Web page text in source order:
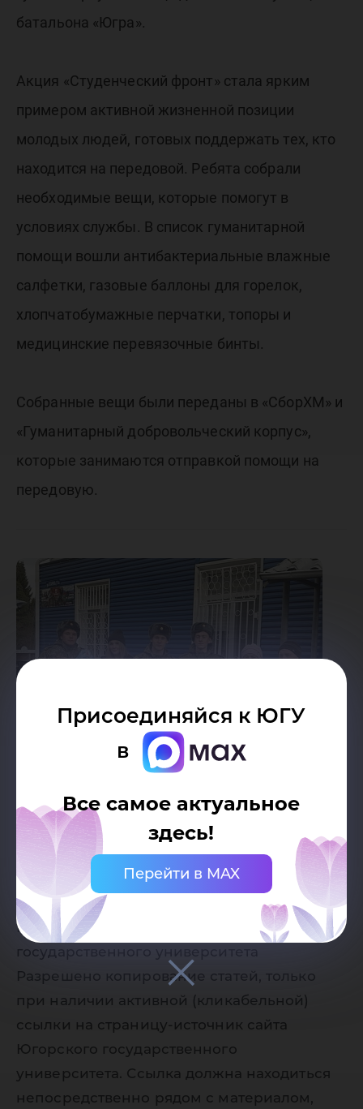
Присоединяйся к ЮГУ
в
Все самое актуальное
здесь!
Перейти в MAX
батальона «Югра».
Акция «Студенческий фронт» стала ярким
примером активной жизненной позиции
молодых людей, готовых поддержать тех, кто
находится на передовой. Ребята собрали
необходимые вещи, которые помогут в
условиях службы. В список гуманитарной
помощи вошли антибактериальные влажные
салфетки, газовые баллоны для горелок,
хлопчатобумажные перчатки, топоры и
медицинские перевязочные бинты.
Собранные вещи были переданы в «СборХМ» и
«Гуманитарный добровольческий корпус»,
которые занимаются отправкой помощи на
передовую.
Дата публикации:
Автор:
Пресс-служба Югорского
государственного университета
Разрешено копирование статей, только
при наличии активной (кликабельной)
ссылки на страницу-источник сайта
Югорского государственного
университета. Ссылка должна находиться
непосредственно рядом с материалом,